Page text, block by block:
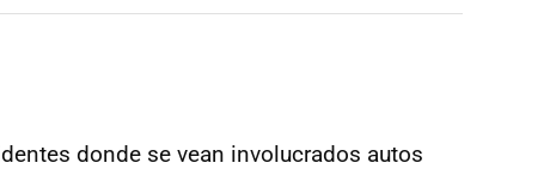
donde se vean involucrados autos